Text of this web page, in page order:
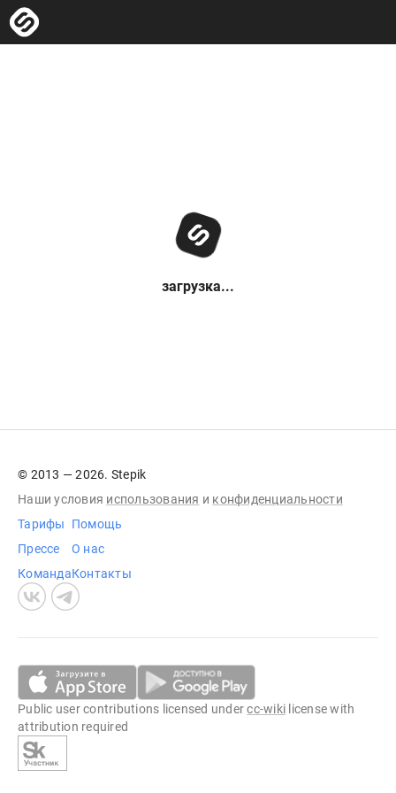
загрузка...
© 2013 — 2026. Stepik
Наши условия использования и конфиденциальности
Тарифы
Прессе
Команда
Помощь
О нас
Контакты
Public user contributions licensed undercc-wiki license with
attribution required